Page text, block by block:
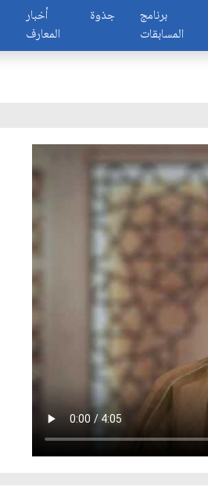
أخبار
المعارف
جذوة
برنامج
المسابقات